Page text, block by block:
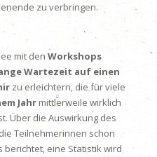
zu verbringen.
mit den Workshops
Wartezeit auf einen
zu erleichtern, die für viele
Jahrmittlerweile wirklich
Über die Auswirkung des
Teilnehmerinnen schon
berichtet, eine Statistik wird